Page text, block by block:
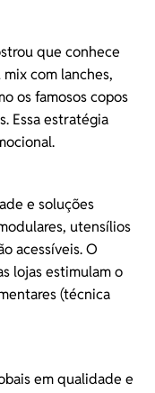
que conhece
com lanches,
os famosos copos
Essa estratégia
e soluções
utensílios
acessíveis. O
lojas estimulam o
(técnica
em qualidade e